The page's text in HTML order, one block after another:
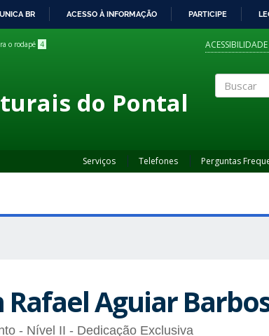
BR ACESSO À INFORMAÇÃO PARTICIPE
o rodapé 4 ACESSIBILIDADE
do Pontal
Serviços Telefones Perguntas
Rafael Aguiar
- Nível II - Dedicação Exclusiva